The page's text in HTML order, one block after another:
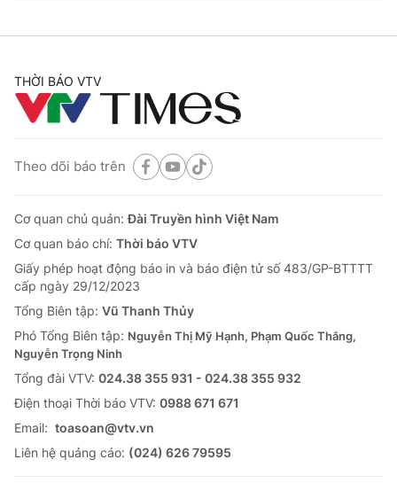
THỜI BÁO VTV
Theo dõi báo trên
Cơ quan chủ quản:Đài Truyền hình Việt Nam
Cơ quan báo chí: Thời báo VTV
Giấy phép hoạt động báo in và báo điện tử số 483/GP-BTTTT
cấp ngày 29/12/2023
Tổng Biên tập: Vũ Thanh Thủy
Phó Tổng Biên tập: Nguyễn Thị Mỹ Hạnh, Phạm Quốc Thắng,
Nguyễn Trọng Ninh
Tổng đài VTV: 024.38 355 931 - 024.38 355 932
Ðiện thoại Thời báo VTV: 0988 671 671
Email: toasoan@vtv.vn
Liên hệ quảng cáo: (024) 626 79595